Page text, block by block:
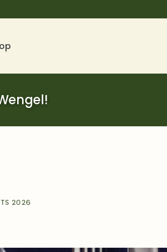
2026